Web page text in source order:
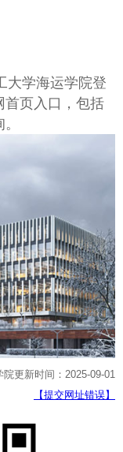
大学海运学院登
首页入口，包括
更新时间：2025-09-01
【提交网址错误】